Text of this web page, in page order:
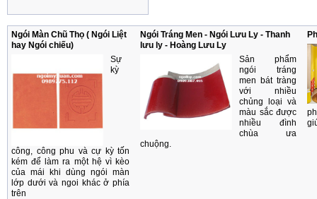
Ngói Màn Chũ Thọ ( Ngói Liệt
hay Ngói chiếu)
Sự
kỳ
công, công phu và cự kỳ tốn
kém để làm ra một hệ vì kèo
của mái khi dùng ngói màn
lớp dưới và ngoi khác ở phía
trên
Ngói Tráng Men - Ngói Lưu Ly - Thanh
lưu ly - Hoàng Lưu Ly
Sản phẩm
ngói tráng
men bát tràng
với nhiều
chủng loại và
màu sắc được
nhiều đình
chùa ưa
chuộng.